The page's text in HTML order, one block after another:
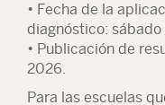
• Fecha de la
diagnóstico:
• Publicación de
2026.
Para las escuelas